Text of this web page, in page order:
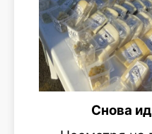
Снова